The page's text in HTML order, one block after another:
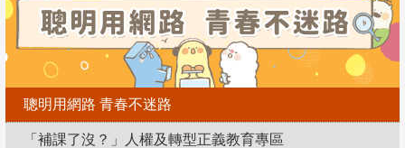
聰明用網路 青春不迷路
「補課了沒？」人權及轉型正義教育專區